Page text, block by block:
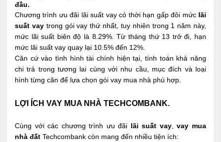
đầu.
Chương trình ưu đãi lãi suất vay có thời hạn gấp đôi mức lãi
suất vay trong gói vay thứ nhất, tuy nhiên trong 1 năm này,
mức lãi suất biên độ là 8.29%. Từ tháng thứ 13 trở đi, hạn
mức lãi suất vay quay lại 10.5% đến 12%.
Căn cứ vào tình hình tài chính hiện tại, tính toán khả năng
chi trả trong tương lai cùng với nhu cầu, mục đích và loại
hình từng căn để lựa chọn gói vay mua nhà phù hợp.
LỢI ÍCH VAY MUA NHÀ TECHCOMBANK.
Cùng với các chương trình ưu đãi lãi suất vay, vay mua
nhà đất Techcombank còn mang đến nhiều tiện ích: